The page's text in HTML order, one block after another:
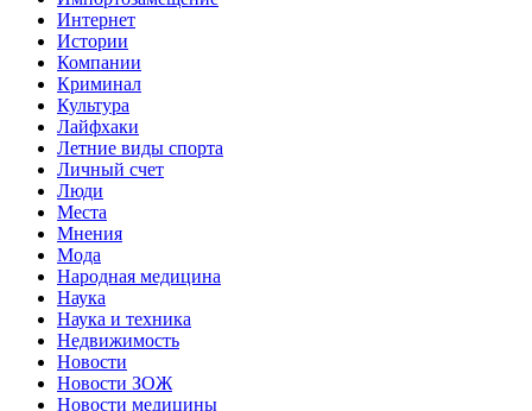
Интернет
Истории
Компании
Криминал
Культура
Лайфхаки
Летние виды спорта
Личный счет
Люди
Места
Мнения
Мода
Народная медицина
Наука
Наука и техника
Недвижимость
Новости
Новости ЗОЖ
Новости медицины